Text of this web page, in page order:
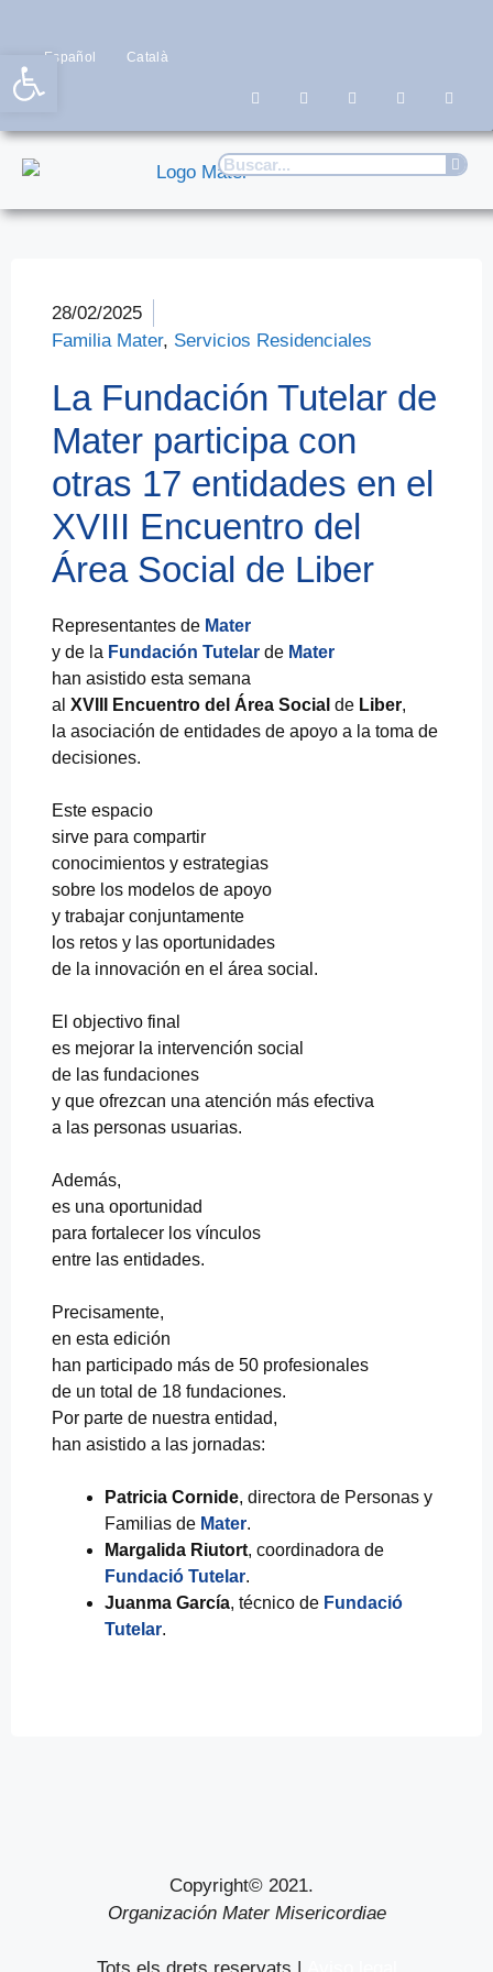
Español Català
28/02/2025
Familia Mater, Servicios Residenciales
La Fundación Tutelar de
Mater participa con
otras 17 entidades en el
XVIII Encuentro del
Área Social de Liber
Representantes de Mater
y de la Fundación Tutelar de Mater
han asistido esta semana
al XVIII Encuentro del Área Social de Liber,
la asociación de entidades de apoyo a la toma de
decisiones.
Este espacio
sirve para compartir
conocimientos y estrategias
sobre los modelos de apoyo
y trabajar conjuntamente
los retos y las oportunidades
de la innovación en el área social.
El objectivo final
es mejorar la intervención social
de las fundaciones
y que ofrezcan una atención más efectiva
a las personas usuarias.
Además,
es una oportunidad
para fortalecer los vínculos
entre las entidades.
Precisamente,
en esta edición
han participado más de 50 profesionales
de un total de 18 fundaciones.
Por parte de nuestra entidad,
han asistido a las jornadas:
Patricia Cornide, directora de Personas y
Familias de Mater.
Margalida Riutort, coordinadora de
Fundació Tutelar.
Juanma García, técnico de Fundació
Tutelar.
Copyright© 2021.
Organización Mater Misericordiae
Abrir barra de herramientas